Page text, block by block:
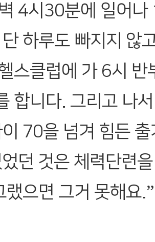
4시30분에 일어
하루도 빠지지 않
스클럽에 가 6시 반
합니다. 그리고 나
70을 넘겨 힘든
던 것은 체력단련
랬으면 그거 못해요.”